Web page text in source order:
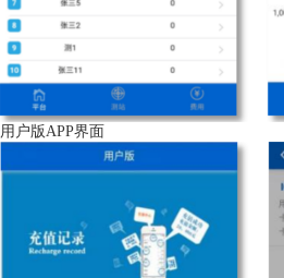
用户版APP界面